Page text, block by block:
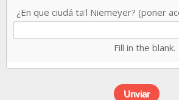
¿En que ciudá ta'l Niemeyer? (poner
Fill in the blank.